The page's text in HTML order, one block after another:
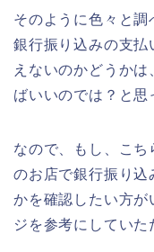
そのように色々と
銀行振り込みの支払
えないのかどうか
ばいいのでは？と思
なので、もし、こ
のお店で銀行振り込
かを確認したい方が
ジを参考にしていた